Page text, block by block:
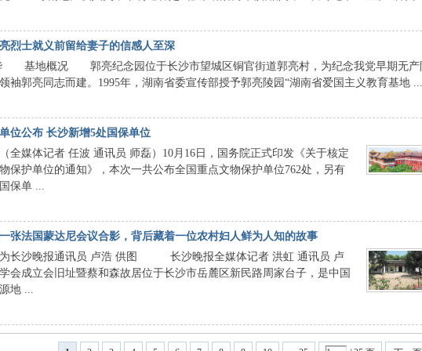
烈士就义前留给妻子的信感人至深
基地概况 郭亮纪念园位于长沙市望城区铜官街道郭亮村，为纪念我党早期无产
袖郭亮同志而建。1995年，湖南省委宣传部授予郭亮陵园“湖南省爱国主义教育基地 ...
位公布 长沙新增5处国保单位
媒体记者 任波 通讯员 师磊）10月16日，国务院正式印发《关于核定
保护单位的通知》，本次一共公布全国重点文物保护单位762处，另有
保单 ...
张法国蒙达尼会议合影，背后藏着一位农村妇人鲜为人知的故事
为长沙晚报通讯员 卢浩 供图 长沙晚报全媒体记者 洪虹 通讯员 卢
会旧址暨蔡和森故居位于长沙市岳麓区新民路周家台子，是中国
地 ...